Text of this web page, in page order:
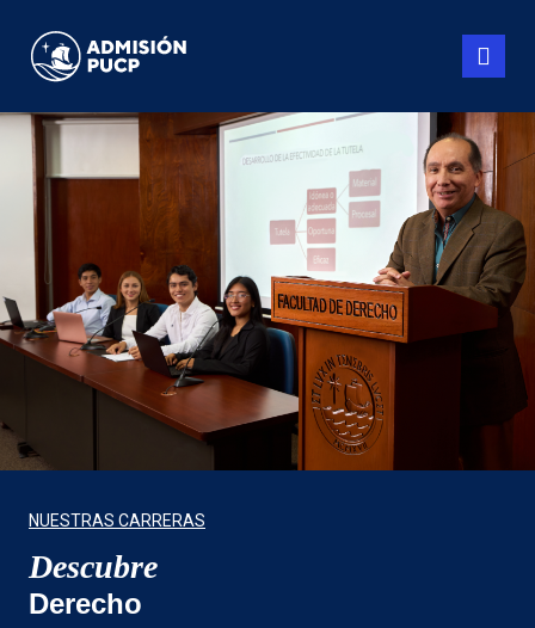
contenido
principal
NUESTRAS CARRERAS
Descubre
Derecho